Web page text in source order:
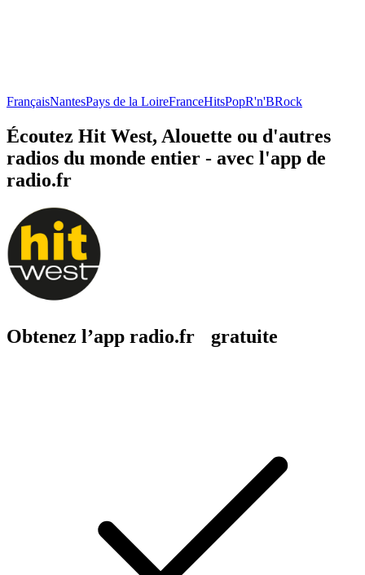
FrançaisNantesPays de la LoireFranceHitsPopR'n'BRock
Écoutez Hit West, Alouette ou d'autres
radios du monde entier - avec l'app de
radio.fr
Obtenez l’app radio.fr gratuite